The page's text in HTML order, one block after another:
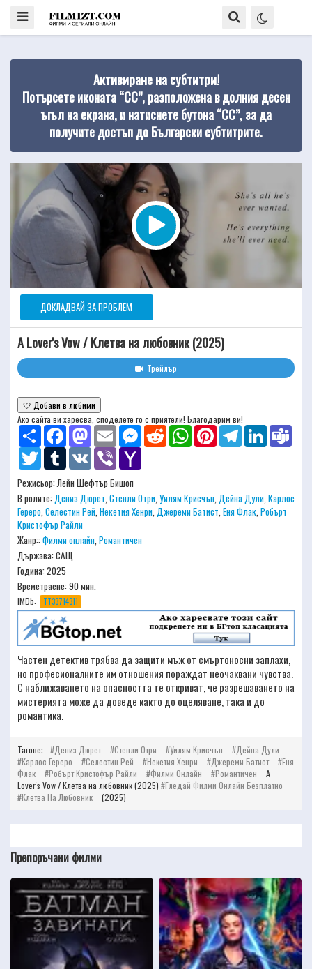
Активиране на субтитри!
Потърсете иконата “CC”, разположена в долния десен
ъгъл на екрана, и натиснете бутона “CC”, за да
получите достъп до Български субтитрите.
ДОКЛАДВАЙ ЗА ПРОБЛЕМ
A Lover's Vow / Клетва на любовник (2025)
Трейлър
🤍 Добави в любими
Ако сайта ви харесва, споделете го с приятели! Благодарим ви!
Share
FacebookMastodonEmail MessengerReddit WhatsAppPinterestTelegramLinkedIn
Twitter
Tumblr VK Viber
Режисьор:Лейн Шефтър Бишоп
В ролите:Дениз Дюрет,Стенли Отри,Уилям Крисчън,Дейна Дули,Карлос
Гереро,Селестин Рей,Некетия Хенри,Джереми Батист,Еня Флак,Робърт
Кристофър Райли
Жанр::Филми онлайн,Романтичен
Държава: САЩ
Година: 2025
Времетраене:90 мин.
IMDb: TT33714311
Частен детектив трябва да защити мъж от смъртоносни заплахи,
но професионалните им отношения пораждат неочаквани чувства.
С наближаването на опасността те откриват, че разрешаването на
мистерията може да доведе както до оцеляване, така и до
романтика.
Тагове: Дениз Дюрет Стенли Отри Уилям Крисчън
Дейна Дули
Карлос Гереро
Селестин Рей Некетия Хенри Джереми Батист
Еня
Флак
Робърт Кристофър Райли Филми Онлайн Романтичен
A
Lover's Vow / Клетва на любовник (2025) Гледай Филми Онлайн Безплатно
Клетва На Любовник
(2025)
Препоръчани филми